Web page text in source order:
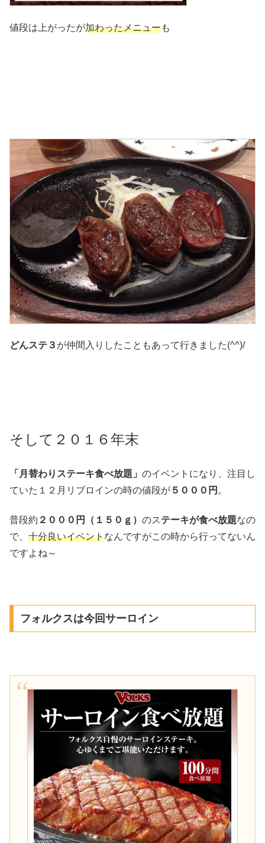
値段は上がったが加わったメニューも
どんステ３ が仲間入りしたこともあって行きました(^^)/
そして２０１６年末
「月替わりステーキ食べ放題」 のイベントになり、注目し
ていた１２月リブロインの時の値段が ５０００円 。
普段約 ２０００円（１５０ｇ） のステーキが食べ放題なの
で、 十分良いイベントなんですがこの時から行ってないん
ですよね～
フォルクスは今回サーロイン